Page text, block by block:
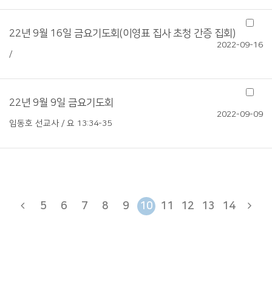
22년 9월 16일 금요기도회(이영표 집사 초청 간증 집회)
/
2022-09-16
22년 9월 9일 금요기도회
임동호 선교사 / 요 13:34-35
2022-09-09
5 6 7 8 9 10 11 12 13 14